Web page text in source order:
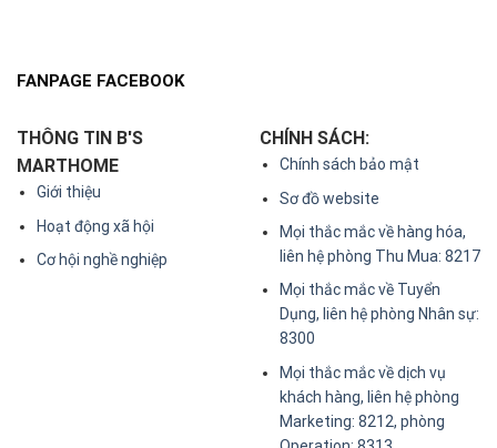
FANPAGE FACEBOOK
THÔNG TIN B'S
MARTHOME
Giới thiệu
Hoạt động xã hội
Cơ hội nghề nghiệp
CHÍNH SÁCH:
Chính sách bảo mật
Sơ đồ website
Mọi thắc mắc về hàng hóa,
liên hệ phòng Thu Mua: 8217
Mọi thắc mắc về Tuyển
Dụng, liên hệ phòng Nhân sự:
8300
Mọi thắc mắc về dịch vụ
khách hàng, liên hệ phòng
Marketing: 8212, phòng